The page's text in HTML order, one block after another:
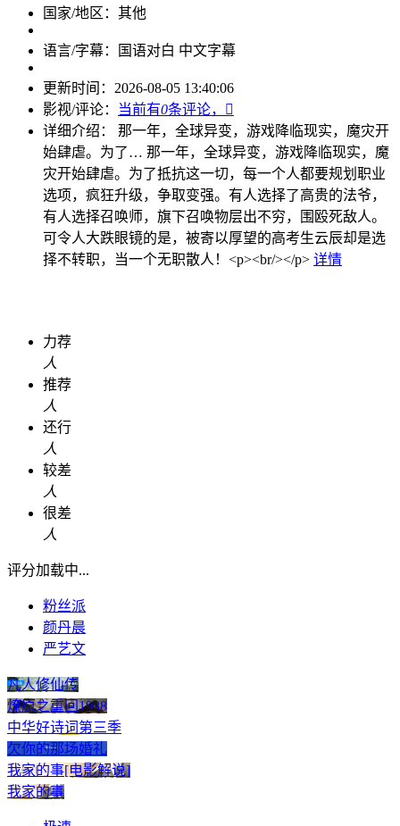
国家/地区： 其他
语言/字幕： 国语对白 中文字幕
更新时间： 2026-08-05 13:40:06
影视/评论：
当前有0条评论，

详细介绍：
那一年，全球异变，游戏降临现实，魔灾开
始肆虐。为了… 那一年，全球异变，游戏降临现实，魔
灾开始肆虐。为了抵抗这一切，每一个人都要规划职业
选项，疯狂升级，争取变强。有人选择了高贵的法爷，
有人选择召唤师，旗下召唤物层出不穷，围殴死敌人。
可令人大跌眼镜的是，被寄以厚望的高考生云辰却是选
择不转职，当一个无职散人！<p><br/></p> 详情
力荐
人
推荐
人
还行
人
较差
人
很差
人
评分加载中...
粉丝派
颜丹晨
严艺文
凡人修仙传
燎原之重回1938
中华好诗词第三季
欠你的那场婚礼
我家的事[电影解说]
我家的事